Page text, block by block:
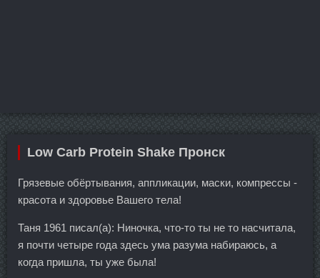
Low Carb Protein Shake Пронск
Грязевые обёртывания, аппликации, маски, компрессы -
красота и здоровье Вашего тела!
Таня 1961 писал(а): Ниночка, что-то ты не то насчитала,
я почти четыре года здесь ума разума набираюсь, а
когда пришла, ты уже была!